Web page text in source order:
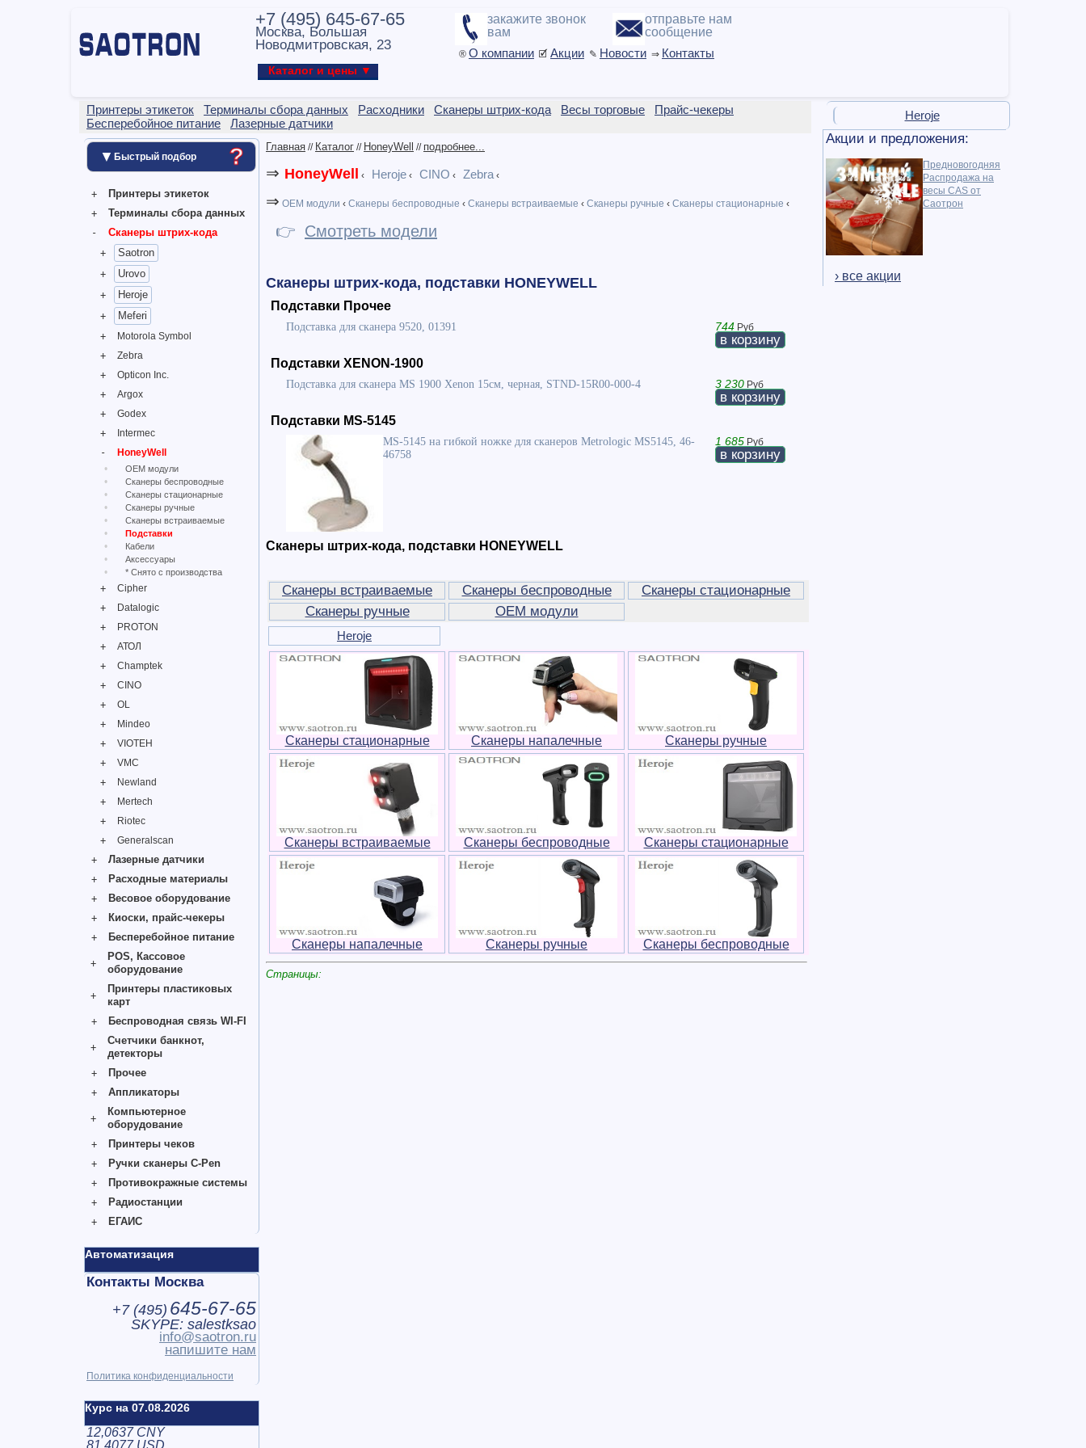
+7 (495) 645-67-65
Москва, Большая
Новодмитровская, 23
Каталог и цены ▼
закажите звонок
вам
отправьте нам
сообщение
® О компании 🗹 Акции ✎ Новости ⇒ Контакты
Heroje
Акции и предложения:
Предновогодняя
Распродажа на
весы CAS от
Саотрон
› все акции
Принтеры этикеток Терминалы сбора данных Расходники Сканеры штрих-кода Весы торговые
Прайс-чекеры
Бесперебойное питание
Лазерные датчики
▼ Быстрый подбор ?
Принтеры этикеток
Терминалы сбора данных
Сканеры штрих-кода
Saotron
Urovo
Heroje
Meferi
Motorola Symbol
Zebra
Opticon Inc.
Argox
Godex
Intermec
HoneyWell
OEM модули
Сканеры беспроводные
Сканеры стационарные
Сканеры ручные
Сканеры встраиваемые
Подставки
Кабели
Аксессуары
* Снято с производства
Cipher
Datalogic
PROTON
АТОЛ
Champtek
CINO
OL
Mindeo
VIOTEH
VMC
Newland
Mertech
Riotec
Generalscan
Лазерные датчики
Расходные материалы
Весовое оборудование
Киоски, прайс-чекеры
Бесперебойное питание
POS, Кассовое
оборудование
Принтеры пластиковых
карт
Беспроводная связь WI-FI
Счетчики банкнот,
детекторы
Прочее
Аппликаторы
Компьютерное
оборудование
Принтеры чеков
Ручки сканеры C-Pen
Противокражные системы
Радиостанции
ЕГАИС
Автоматизация
Контакты Москва
+7 (495) 645-67-65
SKYPE: salestksao
info@saotron.ru
напишите нам
Политика конфиденциальности
Курс на 07.08.2026
12,0637 CNY
81,4077 USD
Главная // Каталог // HoneyWell // подробнее...
⇒ HoneyWell ‹ Heroje ‹ CINO ‹ Zebra‹
⇒ OEM модули ‹ Сканеры беспроводные ‹ Сканеры встраиваемые ‹ Сканеры ручные ‹ Сканеры стационарные ‹
👉 Смотреть модели
Сканеры штрих-кода, подставки HONEYWELL
Подставки Прочее
Подставка для сканера 9520, 01391 744 Руб
в корзину
Подставки XENON-1900
Подставка для сканера MS 1900 Xenon 15см, черная, STND-15R00-000-4 3 230 Руб
в корзину
Подставки MS-5145
MS-5145 на гибкой ножке для сканеров Metrologic MS5145, 46-
46758
1 685 Руб
в корзину
Сканеры штрих-кода, подставки HONEYWELL
Сканеры встраиваемые Сканеры беспроводные
Сканеры стационарные
Сканеры ручные
OEM модули
Heroje
Сканеры стационарные Сканеры напалечные Сканеры ручные
Сканеры встраиваемые Сканеры беспроводные Сканеры стационарные
Сканеры напалечные Сканеры ручные Сканеры беспроводные
Страницы: